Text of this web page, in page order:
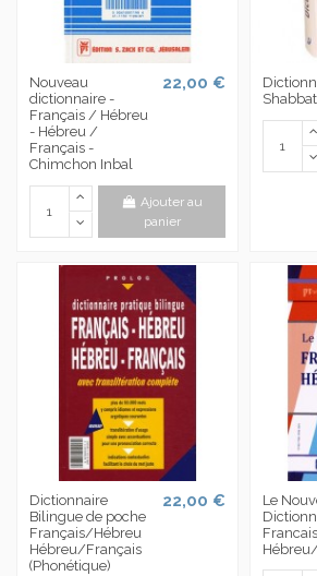
Nouveau
dictionnaire -
Français / Hébreu
- Hébreu /
Français -
Chimchon Inbal
22,00 €
Ajouter au
panier
Shabbat
Dictionnaire
Bilingue de poche
Français/Hébreu
Hébreu/Français
(Phonétique)
22,00 €
Le